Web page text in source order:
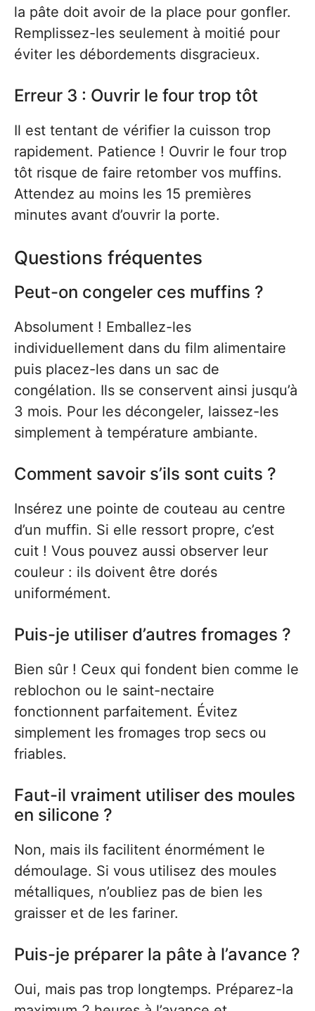
la pâte doit avoir de la place pour gonfler.
Remplissez-les seulement à moitié pour
éviter les débordements disgracieux.
Erreur 3 : Ouvrir le four trop tôt
Il est tentant de vérifier la cuisson trop
rapidement. Patience ! Ouvrir le four trop
tôt risque de faire retomber vos muffins.
Attendez au moins les 15 premières
minutes avant d’ouvrir la porte.
Questions fréquentes
Peut-on congeler ces muffins ?
Absolument ! Emballez-les
individuellement dans du film alimentaire
puis placez-les dans un sac de
congélation. Ils se conservent ainsi jusqu’à
3 mois. Pour les décongeler, laissez-les
simplement à température ambiante.
Comment savoir s’ils sont cuits ?
Insérez une pointe de couteau au centre
d’un muffin. Si elle ressort propre, c’est
cuit ! Vous pouvez aussi observer leur
couleur : ils doivent être dorés
uniformément.
Puis-je utiliser d’autres fromages ?
Bien sûr ! Ceux qui fondent bien comme le
reblochon ou le saint-nectaire
fonctionnent parfaitement. Évitez
simplement les fromages trop secs ou
friables.
Faut-il vraiment utiliser des moules
en silicone ?
Non, mais ils facilitent énormément le
démoulage. Si vous utilisez des moules
métalliques, n’oubliez pas de bien les
graisser et de les fariner.
Puis-je préparer la pâte à l’avance ?
Oui, mais pas trop longtemps. Préparez-la